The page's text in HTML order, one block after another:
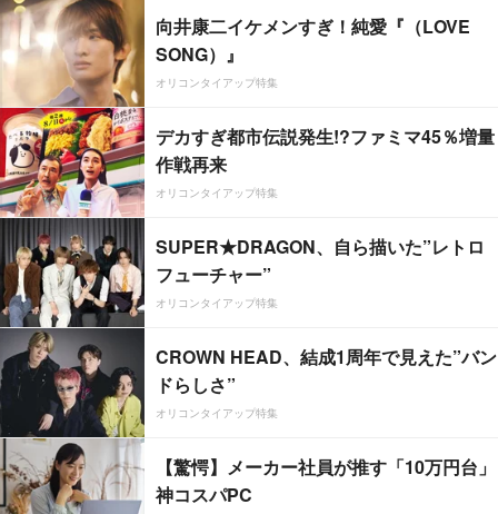
向井康二イケメンすぎ！純愛『（LOVE
SONG）』
オリコンタイアップ特集
デカすぎ都市伝説発生!?ファミマ45％増量
作戦再来
オリコンタイアップ特集
SUPER★DRAGON、自ら描いた”レトロ
フューチャー”
オリコンタイアップ特集
CROWN HEAD、結成1周年で見えた”バン
ドらしさ”
オリコンタイアップ特集
【驚愕】メーカー社員が推す「10万円台」
神コスパPC